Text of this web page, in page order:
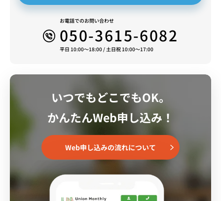
お電話でのお問い合わせ
050-3615-6082
平日 10:00～18:00 / 土日祝 10:00～17:00
いつでもどこでもOK。
かんたんWeb申し込み！
Web申し込みの流れについて